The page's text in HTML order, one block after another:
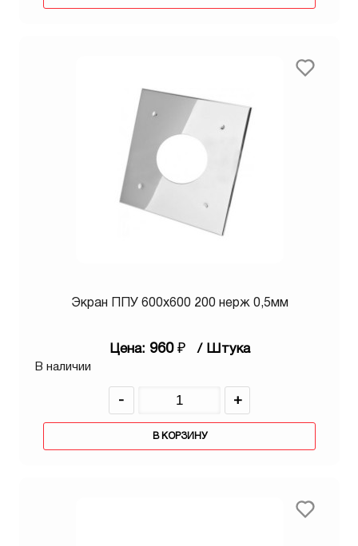
Экран ППУ 600х600 200 нерж 0,5мм
Цена: 960 ₽ / Штука
В наличии
- +
В КОРЗИНУ